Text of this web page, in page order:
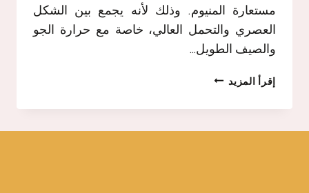
مستعارة المنيوم. وذلك لأنه يجمع بين الشكل
العصري والتحمل العالي، خاصة مع حرارة الجو
والصيف الطويل…
إقرأ المزيد تركيب
المنيوم